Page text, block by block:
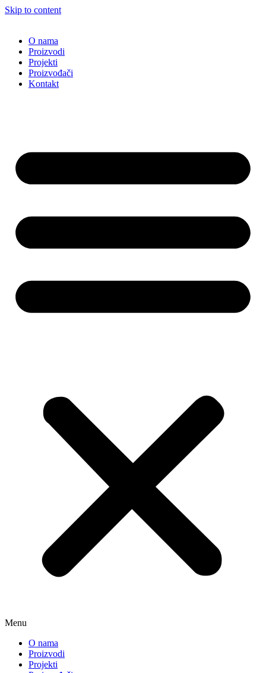
Skip to content
O nama
Proizvodi
Projekti
Proizvođači
Kontakt
Menu
O nama
Proizvodi
Projekti